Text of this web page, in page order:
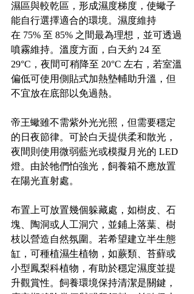
濕區與較乾區，形成濕度梯度，使蠍子
能自行選擇適合的環境。濕度維持
在 75% 至 85% 之間最為理想，並可透過
噴霧維持。溫度方面，白天約 24 至
29°C，夜間可稍降至 20°C 左右，若室溫
偏低可使用側貼式加熱墊輔助升溫，但
不宜放在底部以免過熱。
帝王蠍雖不需紫外光光照，但需要穩定
的日夜節律。可於白天提供柔和散光，
夜間則使用微弱藍光或模擬月光的 LED
燈。由於牠們怕強光，飼養箱不應放置
在陽光直射處。
布置上可放置幾個躲藏處，如樹皮、石
塊、陶洞或人工洞穴，並鋪上落葉、樹
枝以營造自然氛圍。若希望建立半生態
缸，可種植濕生植物，如蕨類、苔蘚或
小型鳳梨科植物，有助於穩定濕度並提
升觀賞性。飼養環境保持清潔是關鍵，